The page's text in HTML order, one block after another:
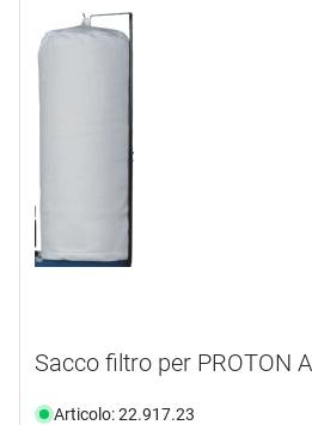
Sacco filtro per PROTON
Articolo: 22.917.23